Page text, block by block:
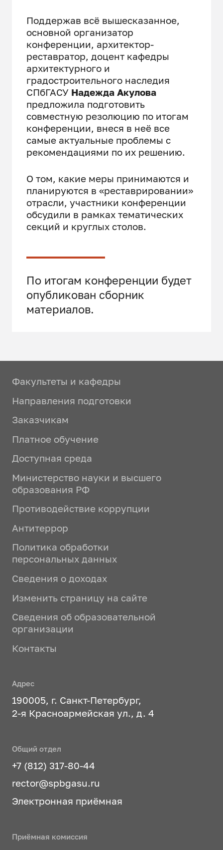
Поддержав всё вышесказанное,
основной организатор
конференции, архитектор-
реставратор, доцент кафедры
архитектурного и
градостроительного наследия
СПбГАСУ Надежда Акулова
предложила подготовить
совместную резолюцию по итогам
конференции, внеся в неё все
самые актуальные проблемы с
рекомендациями по их решению.
О том, какие меры принимаются и
планируются в «реставрировании»
отрасли, участники конференции
обсудили в рамках тематических
секций и круглых столов.
По итогам конференции будет
опубликован сборник
материалов.
Факультеты и кафедры
Направления подготовки
Заказчикам
Платное обучение
Доступная среда
Министерство науки и высшего
образования РФ
Противодействие коррупции
Антитеррор
Политика обработки
персональных данных
Сведения о доходах
Изменить страницу на сайте
Сведения об образовательной
организации
Контакты
Адрес
190005, г. Санкт-Петербург,
2-я Красноармейская ул., д. 4
Общий отдел
+7 (812) 317-80-44
rector@spbgasu.ru
Электронная приёмная
Приёмная комиссия